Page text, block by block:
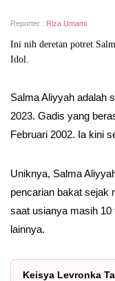
Reporter : Riza Umami
Ini nih deretan potret
Idol.
Salma Aliyyah adalah
2023. Gadis yang
Februari 2002. Ia kini
Uniknya, Salma
pencarian bakat sejak
saat usianya masih
lainnya.
Keisya Levronka